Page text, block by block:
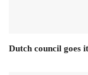
Dutch council goes